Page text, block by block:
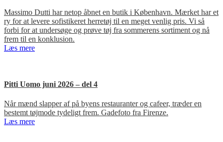
Massimo Dutti har netop åbnet en butik i København. Mærket har et
ry for at levere sofistikeret herretøj til en meget venlig pris. Vi så
forbi for at undersøge og prøve tøj fra sommerens sortiment og nå
frem til en konklusion.
Læs mere
Pitti Uomo juni 2026 – del 4
Når mænd slapper af på byens restauranter og cafeer, træder en
bestemt tøjmode tydeligt frem. Gadefoto fra Firenze.
Læs mere